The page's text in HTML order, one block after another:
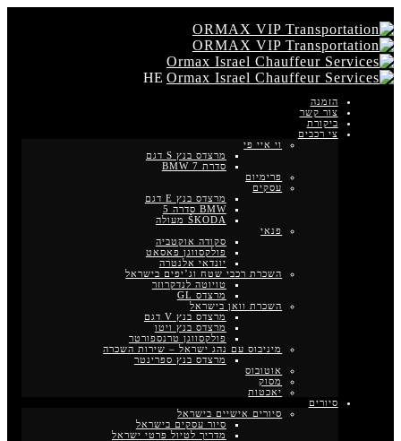
HE
הזמנה
צור קשר
ביקורת
צי רכבים
וי איי פי
מרצדס בנץ S דגם
סדרת BMW 7
פרימיום
עסקים
מרצדס בנץ E דגם
BMW סדרה 5
ŠKODA מעולה
פנאי
סקודה אוקטביה
פולקסווגן פאסאט
יונדאי אלנטרה
השכרת רכבי שטח וג’יפים בישראל
טויוטה לנדקרוזר
מרצדס GL
השכרת וואן בישראל
מרצדס בנץ V דגם
מרצדס בנץ ויטו
פולקסווגן טרנספורטר
מיניבוס עם נהג ישראל – שירות השכרה
מרצדס בנץ ספרינטר
אוטובוס
מסוק
יאכטות
סיורים
סיורים אישיים בישראל
סיור עסקים בישראל
מדריך לטיול פרטי ישראל